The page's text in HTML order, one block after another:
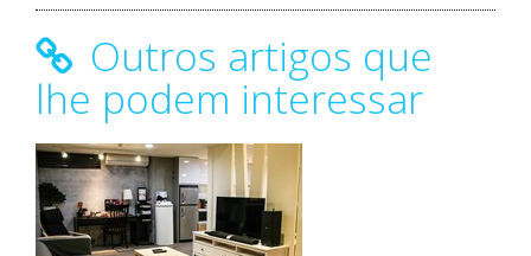
Outros artigos que
lhe podem interessar